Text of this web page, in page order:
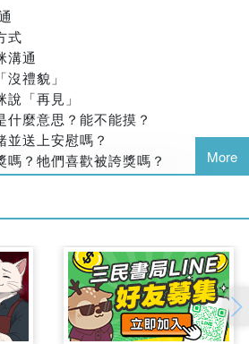
出怪聲？其實是在跟獵物「通
人類使用這種「高頻聲音」？
說話了？這 10 個原因你不能忽
任！從睡姿看穿主子對你的愛有多
式
溝通
禮貌」
「再見」
麼意思？能不能摸？
送上安慰嗎？
？牠們喜歡被誇獎嗎？
在想什麼？
了嗎？
」，牠們才能聽懂？
做
的身上
禮物」
More